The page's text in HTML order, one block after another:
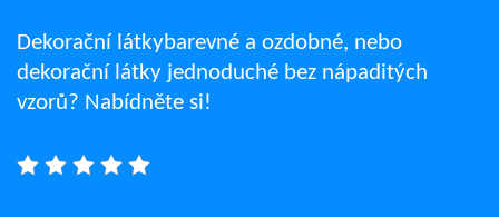
Dekorační látkybarevné a ozdobné, nebo
dekorační látky jednoduché bez nápaditých
vzorů? Nabídněte si!